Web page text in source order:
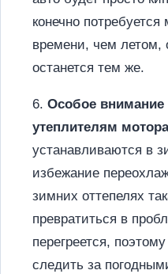
конечно
времени, чем летом,
останется тем же.
6. Особое внимание
утеплителям мотора
устанавливаются в
избежание
зимних оттепелях
превратиться в
перегреется,
следить за